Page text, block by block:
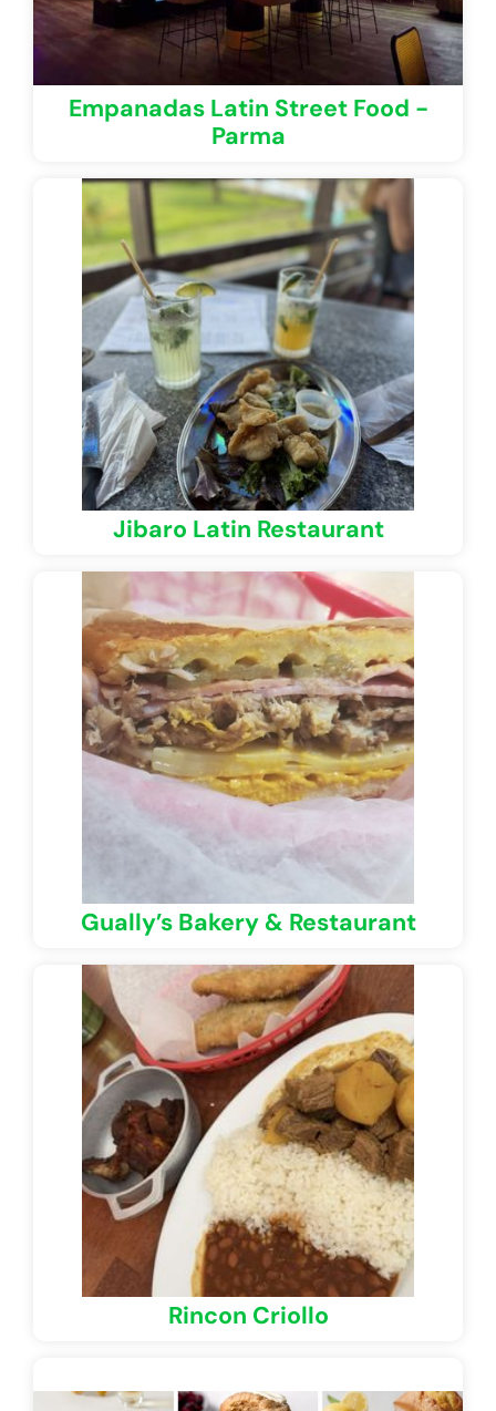
Empanadas Latin Street Food -
Parma
Jibaro Latin Restaurant
Gually’s Bakery & Restaurant
Rincon Criollo